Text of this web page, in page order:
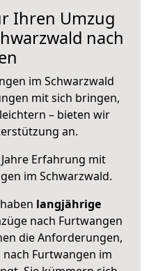
Ihren Umzug
nach
im Schwarzwald
mit sich bringen,
– bieten wir
an.
Erfahrung mit
im Schwarzwald.
langjährige
nach Furtwangen
die Anforderungen,
Furtwangen im